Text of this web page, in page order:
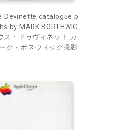
Devinette catalogue p
by MARK BORTHWIC
ス・ドゥヴィネット カ
ク・ボスウィック撮影